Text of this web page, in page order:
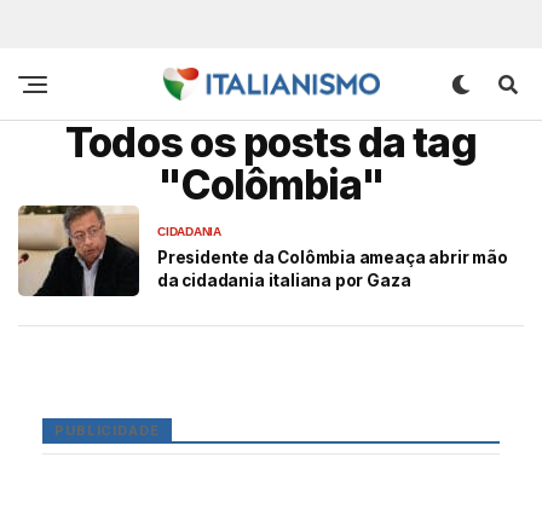
Todos os posts da tag
"Colômbia"
CIDADANIA
Presidente da Colômbia ameaça abrir mão
da cidadania italiana por Gaza
PUBLICIDADE